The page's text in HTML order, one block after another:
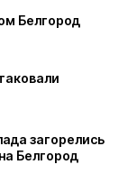
Белгород
загорелись
Белгород